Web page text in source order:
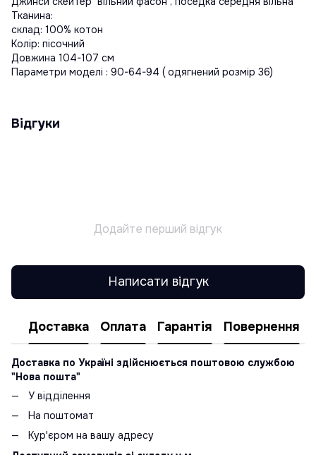
Тканина:
склад: 100% котон
Колір: пісочний
Довжина 104-107 см
Параметри моделі : 90-64-94 ( одягнений розмір 36)
Відгуки
Додайте перший відгук
Написати відгук
Доставка Оплата Гарантія Повернення
Доставка по Україні здійснюється поштовою службою
"Нова пошта"
У відділення
На поштомат
Кур'єром на вашу адресу